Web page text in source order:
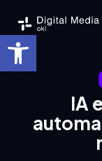
Ouvrir la barre d’outils
IA